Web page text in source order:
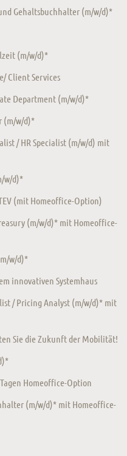
Gehaltsbuchhalter (m/w/d)*
(m/w/d)*
Client Services
Department (m/w/d)*
(m/w/d)*
/ HR Specialist (m/w/d) mit
w/d)*
(mit Homeoffice-Option)
(m/w/d)* mit Homeoffice-
w/d)*
innovativen Systemhaus
/ Pricing Analyst (m/w/d)* mit
Sie die Zukunft der Mobilität!
Homeoffice-Option
(m/w/d)* mit Homeoffice-